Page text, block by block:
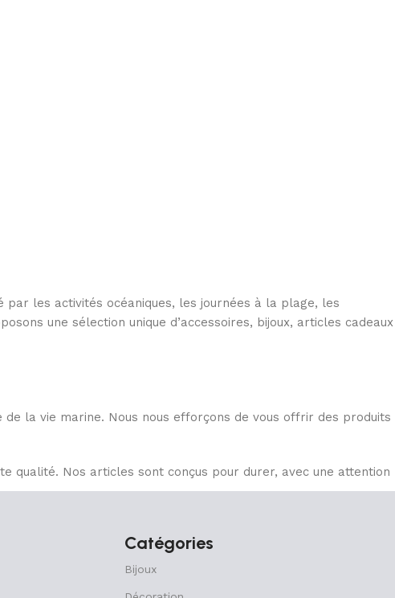
les activités océaniques, les journées à la plage, les
une sélection unique d’accessoires, bijoux, articles cadeaux
la vie marine. Nous nous efforçons de vous offrir des produits
qualité. Nos articles sont conçus pour durer, avec une attention
de la mode et des accessoires marins.
dans notre sélection de produits et dans notre service client
Catégories
Bijoux